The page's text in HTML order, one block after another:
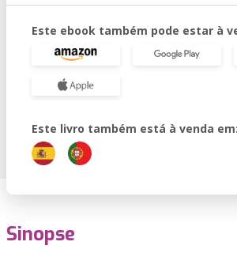
Este ebook também pode estar à
Este livro também está à venda em:
Sinopse